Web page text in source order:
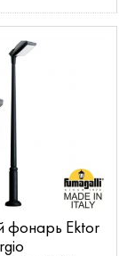
фонарь Ektor